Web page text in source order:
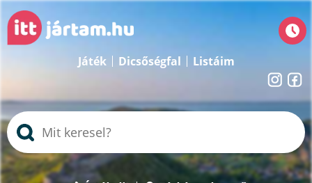
Játék Dicsőségfal Listáim